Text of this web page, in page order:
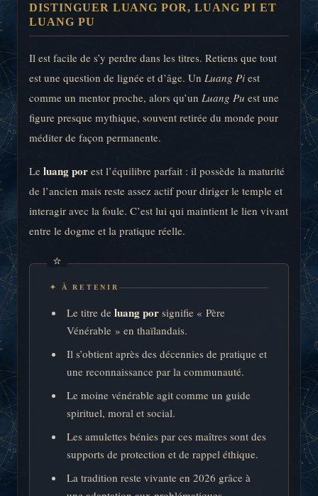
DISTINGUER LUANG POR, LUANG PI ET
LUANG PU
Il est facile de s’y perdre dans les titres. Retiens que tout
est une question de lignée et d’âge. Un Luang Pi est
comme un mentor proche, alors qu’un Luang Pu est une
figure presque mythique, souvent retirée du monde pour
méditer de façon permanente.
Le luang por est l’équilibre parfait : il possède la maturité
de l’ancien mais reste assez actif pour diriger le temple et
interagir avec la foule. C’est lui qui maintient le lien vivant
entre le dogme et la pratique réelle.
✦ À RETENIR
Le titre de luang por signifie « Père
Vénérable » en thaïlandais.
Il s’obtient après des décennies de pratique et
une reconnaissance par la communauté.
Le moine vénérable agit comme un guide
spirituel, moral et social.
Les amulettes bénies par ces maîtres sont des
supports de protection et de rappel éthique.
La tradition reste vivante en 2026 grâce à